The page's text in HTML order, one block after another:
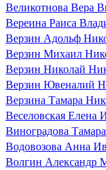
Великотнова Вера
Вереина Раиса
Верзин Адольф
Верзин Михаил
Верзин Николай
Верзин Ювеналий
Верзина Тамара
Веселовская Елена
Виноградова
Водовозова Анна
Волгин Александр